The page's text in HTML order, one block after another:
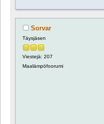
Sorvar
Täysjäsen
Viestejä: 207
Maalämpöfoorumi